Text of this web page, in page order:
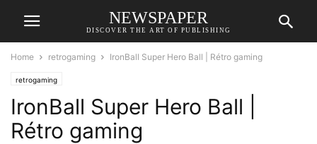
NEWSPAPER
DISCOVER THE ART OF PUBLISHING
Home retrogaming IronBall Super Hero Ball | Rétro gaming
retrogaming
IronBall Super Hero Ball |
Rétro gaming